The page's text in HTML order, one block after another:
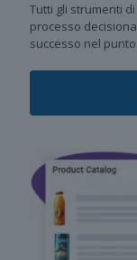
Tutti gli strumenti
processo
successo nel